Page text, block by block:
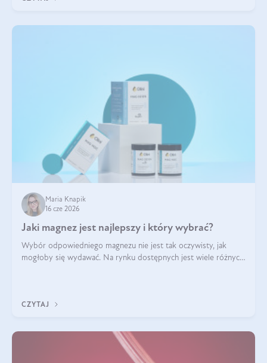
Maria Knapik
16 cze 2026
Jaki magnez jest najlepszy i który wybrać?
Wybór odpowiedniego magnezu nie jest tak oczywisty, jak
mogłoby się wydawać. Na rynku dostępnych jest wiele różnych
CZYTAJ